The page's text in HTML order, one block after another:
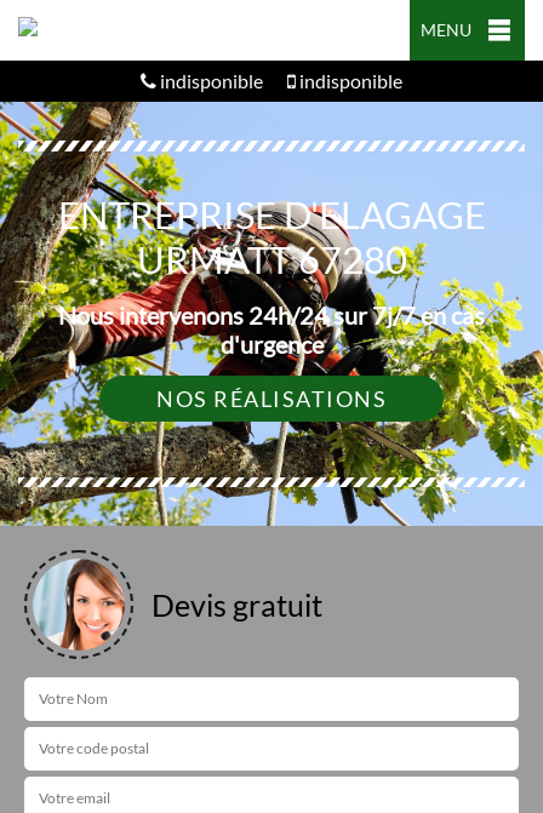
MENU
indisponible indisponible
ENTREPRISE D'ELAGAGE
URMATT 67280
Nous intervenons 24h/24 sur 7j/7 en cas
d'urgence
NOS RÉALISATIONS
Devis gratuit